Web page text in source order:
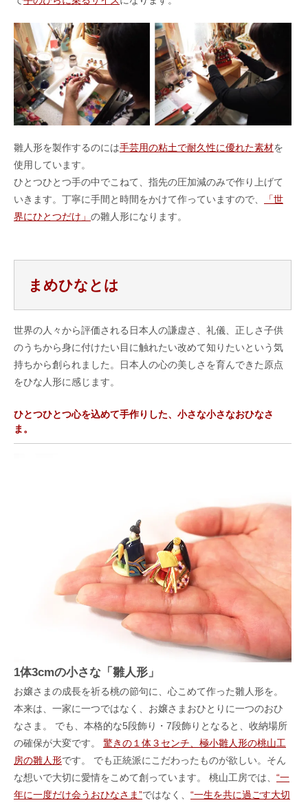
雛人形を製作するのには手芸用の粘土で耐久性に優れた素材を
使用しています。
ひとつひとつ手の中でこねて、指先の圧加減のみで作り上げて
いきます。丁寧に手間と時間をかけて作っていますので、
「世
界にひとつだけ」 の雛人形になります。
まめひなとは
世界の人々から評価される日本人の謙虚さ、礼儀、正しさ子供
のうちから身に付けたい目に触れたい改めて知りたいという気
持ちから創られました。日本人の心の美しさを育んできた原点
をひな人形に感じます。
ひとつひとつ心を込めて手作りした、小さな小さなおひなさ
ま。
1体3cmの小さな「雛人形」
お嬢さまの成長を祈る桃の節句に、心こめて作った雛人形を。
本来は、一家に一つではなく、お嬢さまおひとりに一つのおひ
なさま。 でも、本格的な5段飾り・7段飾りとなると、收納場所
の確保が大変です。 驚きの１体３センチ、極小雛人形の桃山工
房の雛人形です。 でも正統派にこだわったものが欲しい。そん
な想いで大切に愛情をこめて創っています。 桃山工房では、 “一
年に一度だけ会うおひなさま”ではなく、 “一生を共に過ごす大切